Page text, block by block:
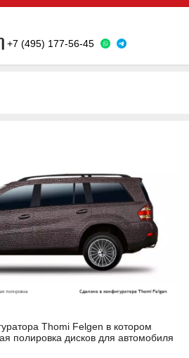
+7 (495) 177-56-45
Thomi Felgen в котором
полировка дисков для автомобиля